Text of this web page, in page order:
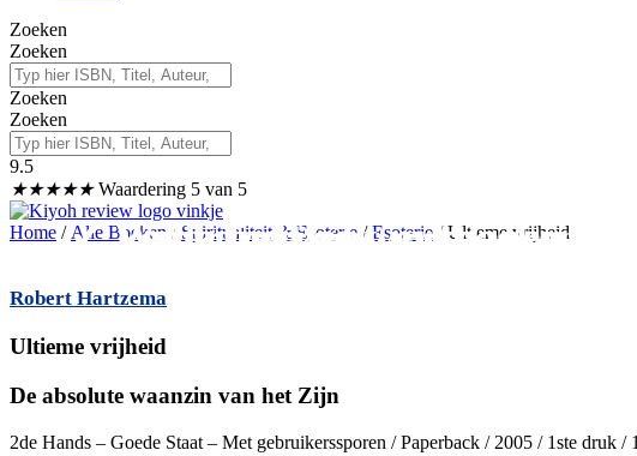
Zoeken
Zoeken
Zoeken
Zoeken
✓Levertijd 2-3 werkdagen
✓ Wij kopen ook uw boeken in!
✓ Veilig betalen
9.5
★★★★★ Waardering 5 van 5
Home / Alle Boeken / Spiritualiteit & Esoterie /Esoterie / Ultieme vrijheid
Robert Hartzema
Ultieme vrijheid
De absolute waanzin van het Zijn
2de Hands – Goede Staat – Met gebruikerssporen / Paperback / 2005 / 1ste druk /